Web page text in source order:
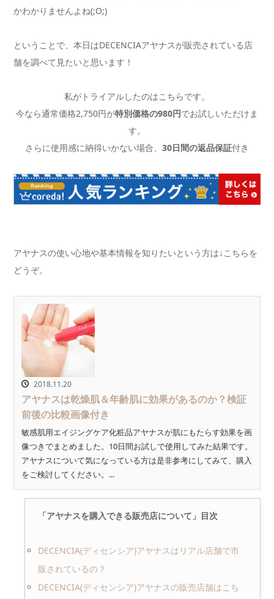
かわかりませんよね(;O;)
ということで、本日はDECENCIAアヤナスが販売されている店
舗を調べて見たいと思います！
私がトライアルしたのはこちらです。
今なら通常価格2,750円が特別価格の980円でお試しいただけま
す。
さらに使用感に納得いかない場合、 30日間の返品保証付き
アヤナスの使い心地や基本情報を知りたいという方は↓こちらを
どうぞ。
2018.11.20
アヤナスは乾燥肌＆年齢肌に効果があるのか？検証
前後の比較画像付き
敏感肌用エイジングケア化粧品アヤナスが肌にもたらす効果を画
像つきでまとめました。10日間お試しで使用してみた結果です。
アヤナスについて気になっている方は是非参考にしてみて、購入
をご検討してください。...
「アヤナスを購入できる販売店について」目次
DECENCIA(ディセンシア)アヤナスはリアル店舗で市
販されているの？
DECENCIA(ディセンシア)アヤナスの販売店舗はこち